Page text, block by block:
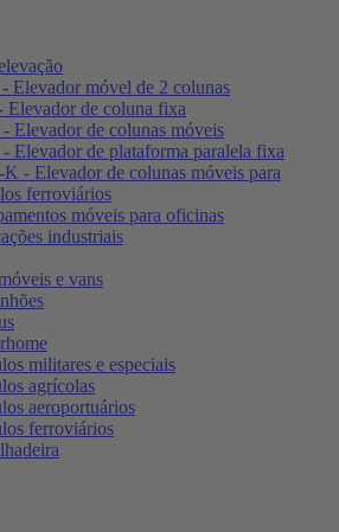
Elevador móvel de 2 colunas
Elevador de coluna fixa
Elevador de colunas móveis
Elevador de plataforma paralela fixa
- Elevador de colunas móveis para
ferroviários
móveis para oficinas
industriais
e vans
militares e especiais
agrícolas
aeroportuários
ferroviários